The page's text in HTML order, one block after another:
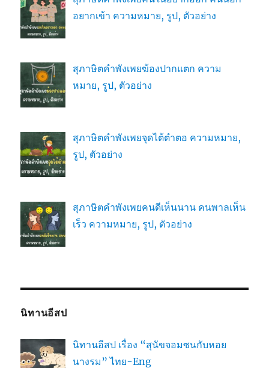
อยากเข้า ความหมาย, รูป, ตัวอย่าง
สุภาษิตคำพังเพยฆ้องปากแตก ความ
หมาย, รูป, ตัวอย่าง
สุภาษิตคำพังเพยจุดไต้ตำตอ ความหมาย,
รูป, ตัวอย่าง
สุภาษิตคำพังเพยคนดีเห็นนาน คนพาลเห็น
เร็ว ความหมาย, รูป, ตัวอย่าง
นิทานอีสป
นิทานอีสป เรื่อง “สุนัขจอมซนกับหอย
นางรม” ไทย-Eng